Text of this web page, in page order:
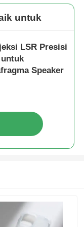
untuk
LSR Presisi
Speaker